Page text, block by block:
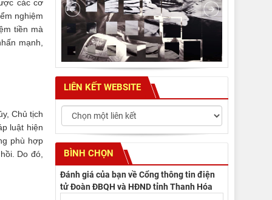
các cơ
nghiệm
tiền mà
mạnh,
Chủ tịch
luật hiện
phù hợp
Do đó,
LIÊN KẾT WEBSITE
BÌNH CHỌN
Đánh giá của bạn về Cổng thông tin điện
tử Đoàn ĐBQH và HĐND tỉnh Thanh Hóa